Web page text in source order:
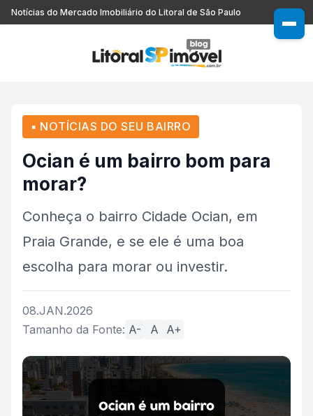
Notícias do Mercado Imobiliário do Litoral de São Paulo
▪ NOTÍCIAS DO SEU BAIRRO
Ocian é um bairro bom para
morar?
Conheça o bairro Cidade Ocian, em
Praia Grande, e se ele é uma boa
escolha para morar ou investir.
08.JAN.2026
Tamanho da Fonte: A- A A+